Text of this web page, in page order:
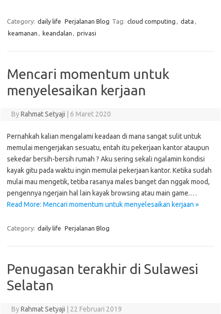
Category: daily life Perjalanan Blog Tag: cloud computing , data ,
keamanan , keandalan , privasi
Mencari momentum untuk
menyelesaikan kerjaan
ByRahmat Setyaji 6 Maret 2020
Pernahkah kalian mengalami keadaan di mana sangat sulit untuk
memulai mengerjakan sesuatu, entah itu pekerjaan kantor ataupun
sekedar bersih-bersih rumah ? Aku sering sekali ngalamin kondisi
kayak gitu pada waktu ingin memulai pekerjaan kantor. Ketika sudah
mulai mau mengetik, tetiba rasanya males banget dan nggak mood,
pengennya ngerjain hal lain kayak browsing atau main game.…
Read More: Mencari momentum untuk menyelesaikan kerjaan »
Category: daily life Perjalanan Blog
Penugasan terakhir di Sulawesi
Selatan
ByRahmat Setyaji 22 Februari 2019